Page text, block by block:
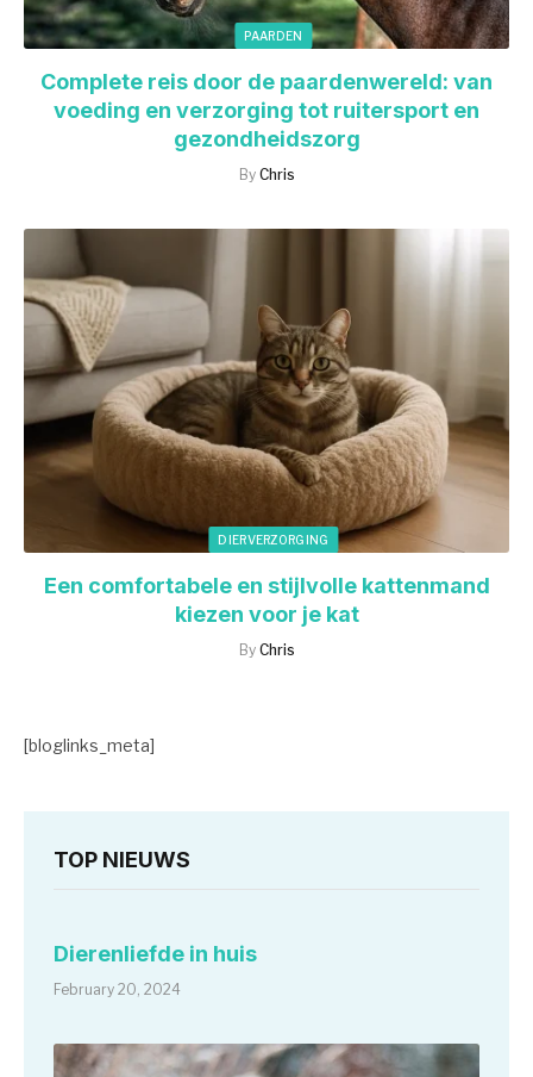
PAARDEN
Complete reis door de paardenwereld: van
voeding en verzorging tot ruitersport en
gezondheidszorg
By Chris
DIERVERZORGING
Een comfortabele en stijlvolle kattenmand
kiezen voor je kat
By Chris
[bloglinks_meta]
TOP NIEUWS
Dierenliefde in huis
February 20, 2024